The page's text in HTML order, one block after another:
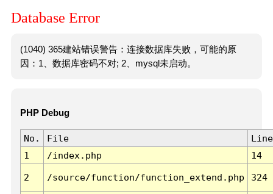
Database Error
(1040) 365建站错误警告：连接数据库失败，可能的原
因：1、数据库密码不对; 2、mysql未启动。
PHP Debug
No. File
Line
1
/index.php 14
2 /source/function/function_extend.php 324